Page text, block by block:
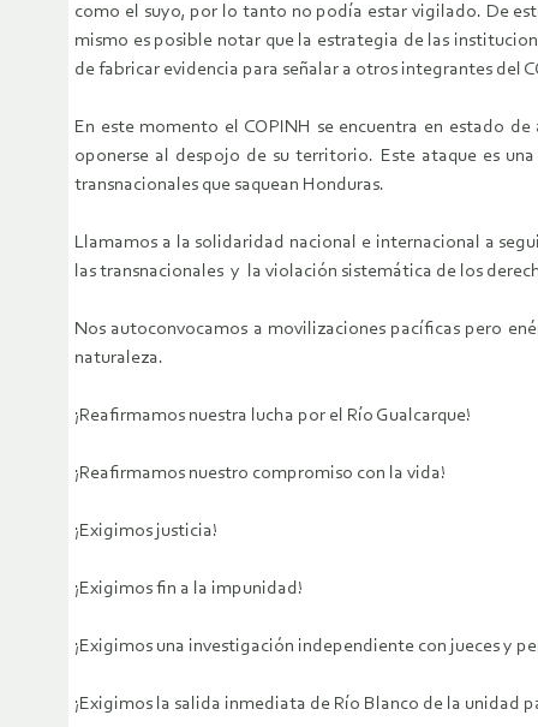
como el suyo, por lo tanto no podía estar vigilado. De
mismo es posible notar que la estrategia de las
de fabricar evidencia para señalar a otros integrantes del
En este momento el COPINH se encuentra en estado
oponerse al despojo de su territorio. Este ataque es
transnacionales que saquean Honduras.
Llamamos a la solidaridad nacional e internacional a
las transnacionales y la violación sistemática de los
Nos autoconvocamos a movilizaciones pacíficas pero
naturaleza.
¡Reafirmamos nuestra lucha por el Río Gualcarque!
¡Reafirmamos nuestro compromiso con la vida!
¡Exigimos justicia!
¡Exigimos fin a la impunidad!
¡Exigimos una investigación independiente con jueces y
¡Exigimos la salida inmediata de Río Blanco de la unidad